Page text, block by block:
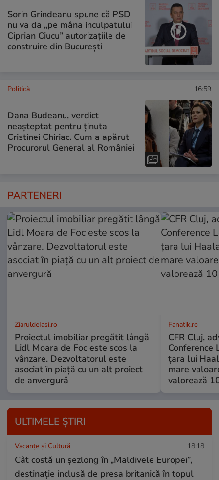
Sorin Grindeanu spune că PSD
nu va da „pe mâna inculpatului
Ciprian Ciucu” autorizațiile de
construire din București
Politică 16:59
Dana Budeanu, verdict
neașteptat pentru ținuta
Cristinei Chiriac. Cum a apărut
Procurorul General al României
PARTENERI
ZiaruldeIasi.ro
Proiectul imobiliar pregătit lângă
Lidl Moara de Foc este scos la
vânzare. Dezvoltatorul este
asociat în piață cu un alt proiect
de anvergură
Fanatik.ro
CFR Cluj,
Conference
țara lui
mare
valorează
ULTIMELE ȘTIRI
Vacanțe și Cultură 18:18
Cât costă un șezlong în „Maldivele Europei”,
destinație inclusă de presa britanică în topul